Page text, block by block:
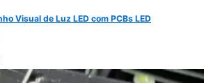
Visual de Luz LED com PCBs LED